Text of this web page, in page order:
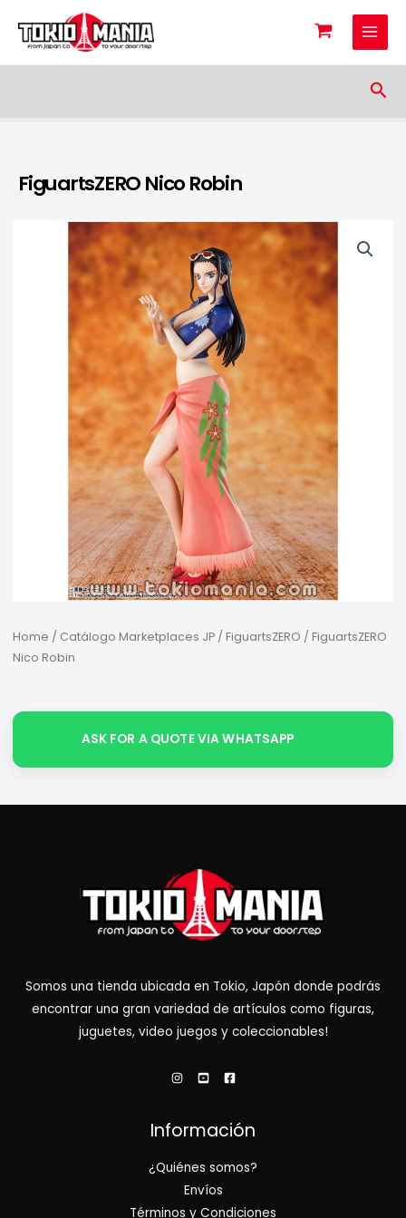
Skip to content
FiguartsZERO Nico Robin
Home / Catálogo Marketplaces JP/ FiguartsZERO / FiguartsZERO
Nico Robin
ASK FOR A QUOTE VIA WHATSAPP
Somos una tienda ubicada en Tokio, Japón donde podrás
encontrar una gran variedad de artículos como figuras,
juguetes, video juegos y coleccionables!
Información
¿Quiénes somos?
Envíos
Términos y Condiciones